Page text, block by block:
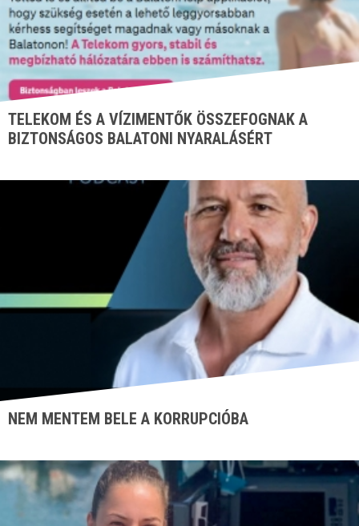
TELEKOM ÉS A VÍZIMENTŐK ÖSSZEFOGNAK A
BIZTONSÁGOS BALATONI NYARALÁSÉRT
NEM MENTEM BELE A KORRUPCIÓBA